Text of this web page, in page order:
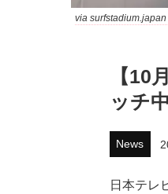
via
【10
ッチ
News
日本テレ